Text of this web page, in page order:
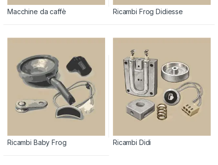
Macchine da caffè Ricambi Frog Didiesse
Ricambi Baby Frog Ricambi Didi